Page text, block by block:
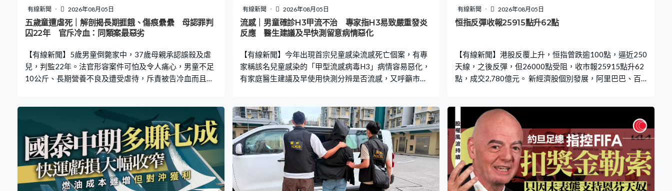
有線新聞 2026年08月05日
五歲童遭虐死｜解剖揭長期捱餓、傷痕纍纍 母認罪判
囚22年 官斥冷血：同類案最惡劣
【有線新聞】5歲男童倒斃家中，37歲母親承認誤殺及虐
兒，判監22年。法官形容案件可怕及令人痛心，男童不足
10公斤、長期營養不良及遭受虐待，斥責被告冷血而且有
後被拘捕，被控虐兒和誤殺。解剖報告顯示，當時5歲的男
童只有一米高、重9.7公斤，體重不及他兩歲多的一半，而
且嚴重營養不良，屬長期捱餓的程度，相等於沒有進食兩
至三個月；身上還有129處傷痕，生殖器官懷疑遭塞入瓶
頸，不可能屬意外或自殘。 被告有兩項管有危險藥物的刑
事紀錄，法官李素蘭完全不接納被告因毒癮及無知犯案，
其他同住子女都沒有受虐，只有男童發展遲緩、長期遭受
有線新聞 2026年08月05日
流感｜男童確診H3甲流不治 專家指H3易致嚴重發炎
反應 醫生建議及早快測留意病情惡化
【有線新聞】今年出現首宗兒童感染流感死亡個案，有專
家稱該名兒童感染的「甲型流感病毒H3」病情容易惡化，
有家庭醫生建議及早使用快測分辨是否流感，又呼籲市民
案。衞生防護中心數據顯示，截至上月底，今年夏季流感
共錄得5宗兒童流感嚴重個案。有專家稱，兒童感染H3病
毒病情容易惡化。兒童傳染病學會主席關日華：「我們發
覺免疫因子分泌得很嚴重，引致全身有很嚴重發炎反應令
不同器官發炎，血壓會降低，這個情況在新冠疫情時已見
過，叫多系統發炎綜合症，都是一些很急性、病人很快轉
差。」 有家庭醫生呼籲，家長要留意兒童病徵變化，及早
有線新聞 2026年08月05日
恒指反彈收報25915點升62點
【有線新聞】港股反覆上升，恒指曾跌逾100點，逼近250
天線，之後反彈，但26000點受阻，收市報25915點升62
點，成交2,780億元。 新經濟股個別發展，阿里巴巴、百
好，中芯、華虹升4%。傳中國開源AI模型免受美國安全審
查，AI概念股炒高，MINIMAX反彈一成。傳美國禁止進口
中國光收發器組件，上周掛牌的中際旭創 曾急挫一成六，
收市跌半成。